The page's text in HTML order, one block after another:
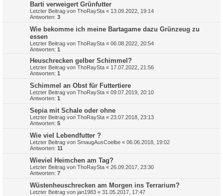
Barti verweigert Grünfutter
Letzter Beitrag von ThoRaySta « 13.09.2022, 19:14
Antworten: 3
Wie bekomme ich meine Bartagame dazu Grünzeug zu
essen
Letzter Beitrag von ThoRaySta « 06.08.2022, 20:54
Antworten: 1
Heuschrecken gelber Schimmel?
Letzter Beitrag von ThoRaySta « 17.07.2022, 21:56
Antworten: 1
Schimmel an Obst für Futtertiere
Letzter Beitrag von ThoRaySta « 09.07.2019, 20:10
Antworten: 1
Sepia mit Schale oder ohne
Letzter Beitrag von ThoRaySta « 23.07.2018, 23:13
Antworten: 5
Wie viel Lebendfutter ?
Letzter Beitrag von SmaugAusCoelbe « 06.06.2018, 19:02
Antworten: 11
Wieviel Heimchen am Tag?
Letzter Beitrag von ThoRaySta « 26.09.2017, 23:30
Antworten: 7
Wüstenheuschrecken am Morgen ins Terrarium?
Letzter Beitrag von jan1983 « 31.05.2017, 17:47